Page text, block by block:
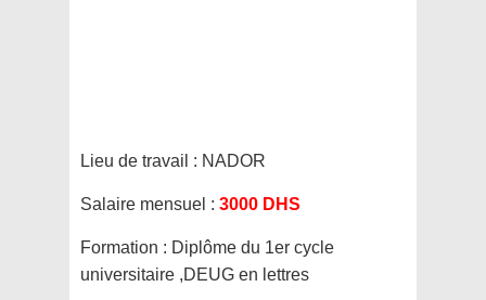
Lieu de travail : NADOR
Salaire mensuel : 3000 DHS
Formation : Diplôme du 1er cycle
universitaire ,DEUG en lettres